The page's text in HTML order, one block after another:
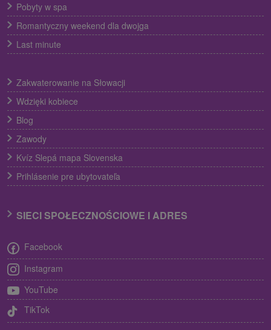
Pobyty w spa
Romantyczny weekend dla dwojga
Last minute
Zakwaterowanie na Słowacji
Wdzięki kobiece
Blog
Zawody
Kvíz Slepá mapa Slovenska
Prihlásenie pre ubytovateľa
SIECI SPOŁECZNOŚCIOWE I ADRES
Facebook
Instagram
YouTube
TikTok